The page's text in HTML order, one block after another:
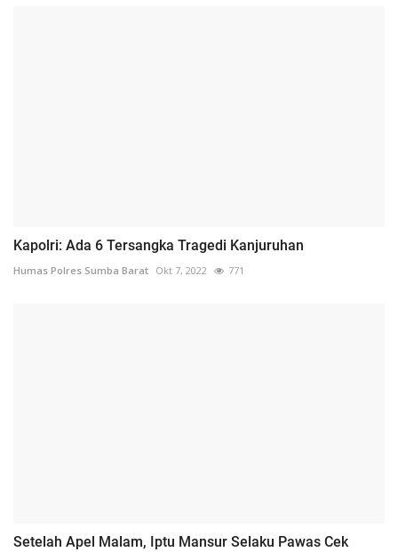
Kapolri: Ada 6 Tersangka Tragedi Kanjuruhan
Humas Polres Sumba Barat Okt 7, 2022 771
Setelah Apel Malam, Iptu Mansur Selaku Pawas Cek